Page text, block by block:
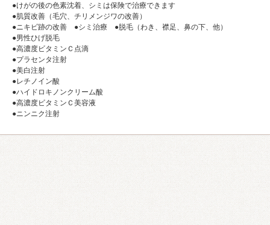
●けがの後の色素沈着、シミは保険で治療できます
●肌質改善（毛穴、チリメンジワの改善）
●ニキビ跡の改善 ●シミ治療 ●脱毛（わき、襟足、鼻の下、他）
●男性ひげ脱毛
●高濃度ビタミンＣ点滴
●プラセンタ注射
●美白注射
●レチノイン酸
●ハイドロキノンクリーム酸
●高濃度ビタミンＣ美容液
●ニンニク注射